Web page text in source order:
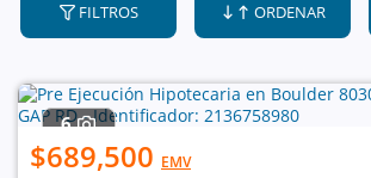
FILTROS ORDENAR
6
$689,500 EMV